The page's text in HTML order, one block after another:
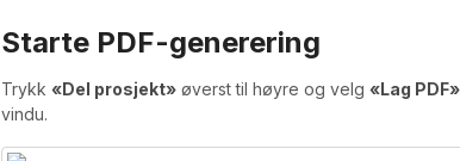
Starte PDF-generering
Trykk«Del prosjekt» øverst til høyre og velg«Lag PDF»
vindu.